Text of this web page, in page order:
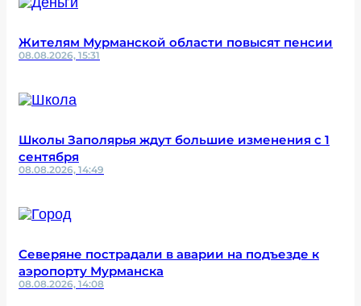
Жителям Мурманской области повысят пенсии
08.08.2026, 15:31
Школы Заполярья ждут большие изменения с 1
сентября
08.08.2026, 14:49
Северяне пострадали в аварии на подъезде к
аэропорту Мурманска
08.08.2026, 14:08